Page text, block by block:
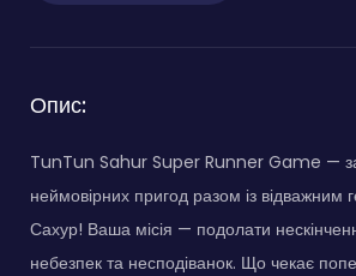
Опис:
TunTun Sahur Super Runner Game —
неймовірних пригод разом із відважним
Сахур! Ваша місія — подолати
небезпек та несподіванок. Що чекає